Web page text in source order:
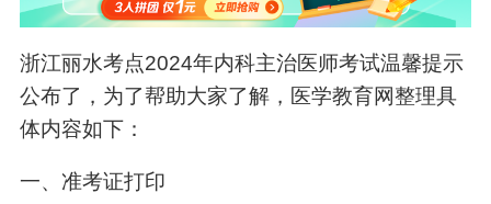
浙江丽水考点2024年内科主治医师考试温馨提示
公布了，为了帮助大家了解，医学教育网整理具
体内容如下：
一、准考证打印